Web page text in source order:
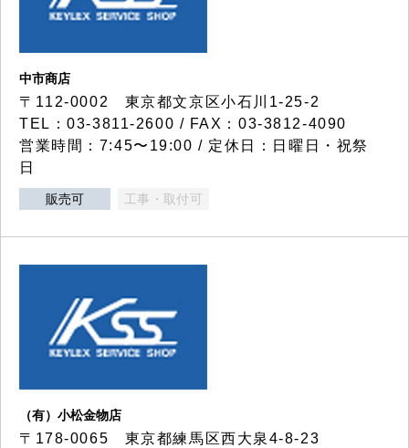
中市商店
〒112-0002 東京都文京区小石川1-25-2
TEL：03-3811-2600 / FAX：03-3812-4090
営業時間：7:45〜19:00 / 定休日：日曜日・祝祭
日
販売可 工事・取付可
（有）小松金物店
〒178-0065 東京都練馬区西大泉4-8-23